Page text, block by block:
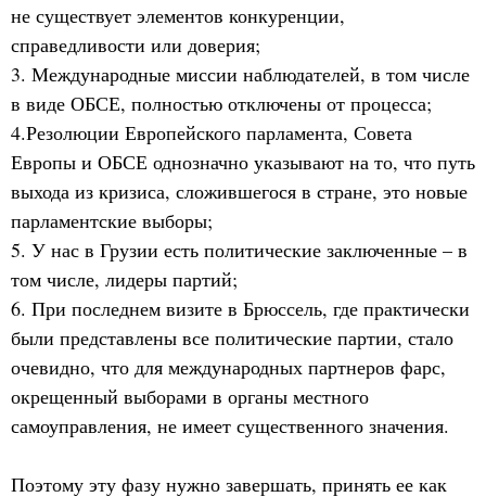
не существует элементов конкуренции,
справедливости или доверия;
3. Международные миссии наблюдателей, в том числе
в виде ОБСЕ, полностью отключены от процесса;
4.Резолюции Европейского парламента, Совета
Европы и ОБСЕ однозначно указывают на то, что путь
выхода из кризиса, сложившегося в стране, это новые
парламентские выборы;
5. У нас в Грузии есть политические заключенные – в
том числе, лидеры партий;
6. При последнем визите в Брюссель, где практически
были представлены все политические партии, стало
очевидно, что для международных партнеров фарс,
окрещенный выборами в органы местного
самоуправления, не имеет существенного значения.
Поэтому эту фазу нужно завершать, принять ее как